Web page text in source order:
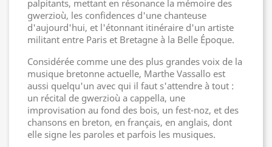
palpitants, mettant en résonance la mémoire des
gwerzioù, les confidences d'une chanteuse
d'aujourd'hui, et l'étonnant itinéraire d'un artiste
militant entre Paris et Bretagne à la Belle Époque.
Considérée comme une des plus grandes voix de la
musique bretonne actuelle, Marthe Vassallo est
aussi quelqu'un avec qui il faut s'attendre à tout :
un récital de gwerzioù a cappella, une
improvisation au fond des bois, un fest-noz, et des
chansons en breton, en français, en anglais, dont
elle signe les paroles et parfois les musiques.